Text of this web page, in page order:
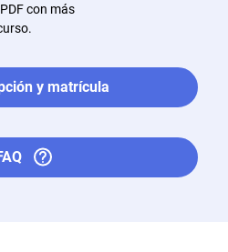
con más
y matrícula